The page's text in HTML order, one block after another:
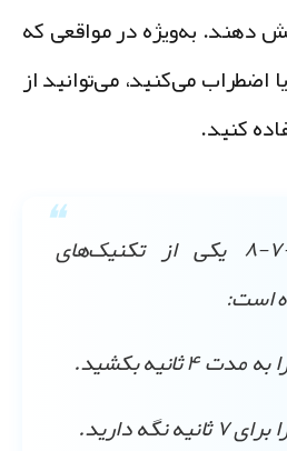
به‌ویژه در مواقعی که
می‌کنید، می‌توانید از
کنید.
یکی از تکنیک‌های
بکشید.